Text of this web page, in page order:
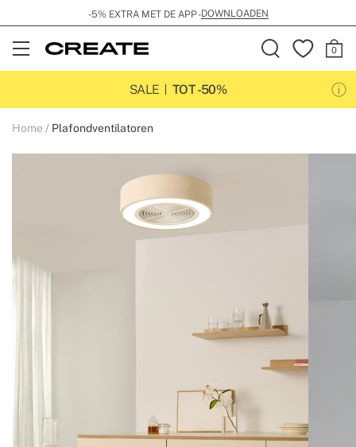
-5% EXTRA MET DE APP -DOWNLOADEN
Open
Menu
SALE
TOT -50%
Home Plafondventilatoren